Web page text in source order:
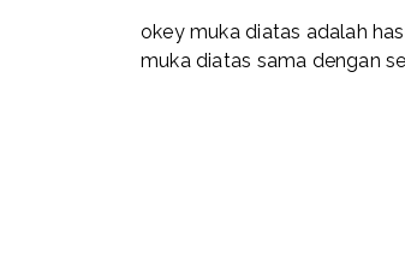
okey muka diatas adalah
muka diatas sama dengan